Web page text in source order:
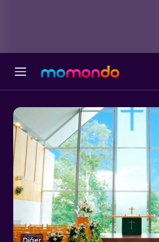
Diğer